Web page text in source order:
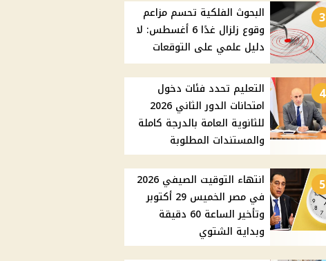
3
البحوث الفلكية تحسم مزاعم
وقوع زلزال غدًا 6 أغسطس: لا
دليل علمي على التوقعات
4
التعليم تحدد فئات دخول
امتحانات الدور الثاني 2026
للثانوية العامة بالدرجة كاملة
والمستندات المطلوبة
5
انتهاء التوقيت الصيفي 2026
في مصر الخميس 29 أكتوبر
وتأخير الساعة 60 دقيقة
وبداية الشتوي